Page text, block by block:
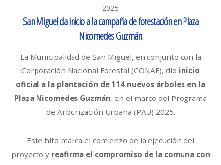
2025
San Miguel da inicio a la campaña de forestación en Plaza
Nicomedes Guzmán
La Municipalidad de San Miguel, en conjunto con la
Corporación Nacional Forestal (CONAF), dio inicio
oficial a la plantación de 114 nuevos árboles en la
Plaza Nicomedes Guzmán, en el marco del Programa
de Arborización Urbana (PAU) 2025.
Este hito marca el comienzo de la ejecución del
proyecto yreafirma el compromiso de la comuna con